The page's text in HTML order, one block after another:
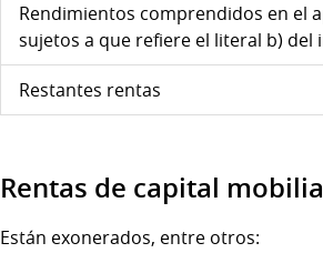
Rendimientos comprendidos en el
sujetos a que refiere el literal b) del
Restantes rentas
Rentas de capital
Están exonerados, entre otros: